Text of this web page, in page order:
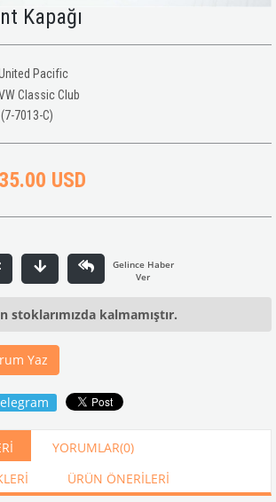
Kapağı
Pacific
Classic Club
(7-7013-C)
35.00 USD
stoklarımızda kalmamıştır.
Yaz
YORUMLAR(0)
ÜRÜN ÖNERILERI